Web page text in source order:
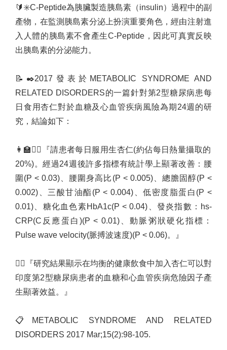
🔰 ✳️C-Peptide為胰臟製造胰島素（insulin）過程中的副
產物，在監測胰島素分泌上扮演重要角色，經由注射進
入人體的胰島素不會產生C-Peptide，因此可真實反映
出胰島素的分泌能力。
📝 ✒️2017 發表於 METABOLIC SYNDROME AND
RELATED DISORDERS的一篇針對第2型糖尿病患每
日食用杏仁對於血糖及心血管疾病風險為期 24週的研
究，結論如下：
👩‍🏫 🧑‍⚕️ 『請患者每日服用生杏仁(約佔每日熱量攝取的
20%)。經過24週後許多指標有統計學上顯著改善：腰
圍 (P < 0.03) 、腰圍身高比 (P < 0.005)、總膽固醇(P <
0.002) 、三酸甘油酯 (P < 0.004) 、低密度脂蛋白 (P <
0.01) 、糖化血色素HbA1c(P < 0.04) 、發炎指數： hs-
CRP(C 反應蛋白)(P < 0.01)、動脈粥狀硬化指標：
Pulse wave velocity(脈搏波速度)(P < 0.06)。』
🧑‍⚕️
『研究結果顯示在均衡的健康飲食中加入杏仁可以對
印度第2型糖尿病患者的血糖和心血管疾病危險因子產
生顯著效益。』
📋
METABOLIC SYNDROME AND RELATED
DISORDERS 2017 Mar;15(2):98-105.